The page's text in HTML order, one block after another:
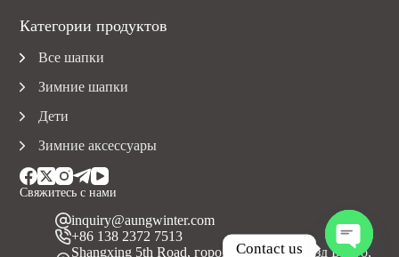
Свяжитесь с нами
inquiry@aungwinter.com
+86 138 2372 7513
Shangxing 5th Road, город Юаньчжоу, уезд Болуо,
Категории продуктов
Все шапки
Зимние шапки
Дети
Зимние аксессуары
Contact us